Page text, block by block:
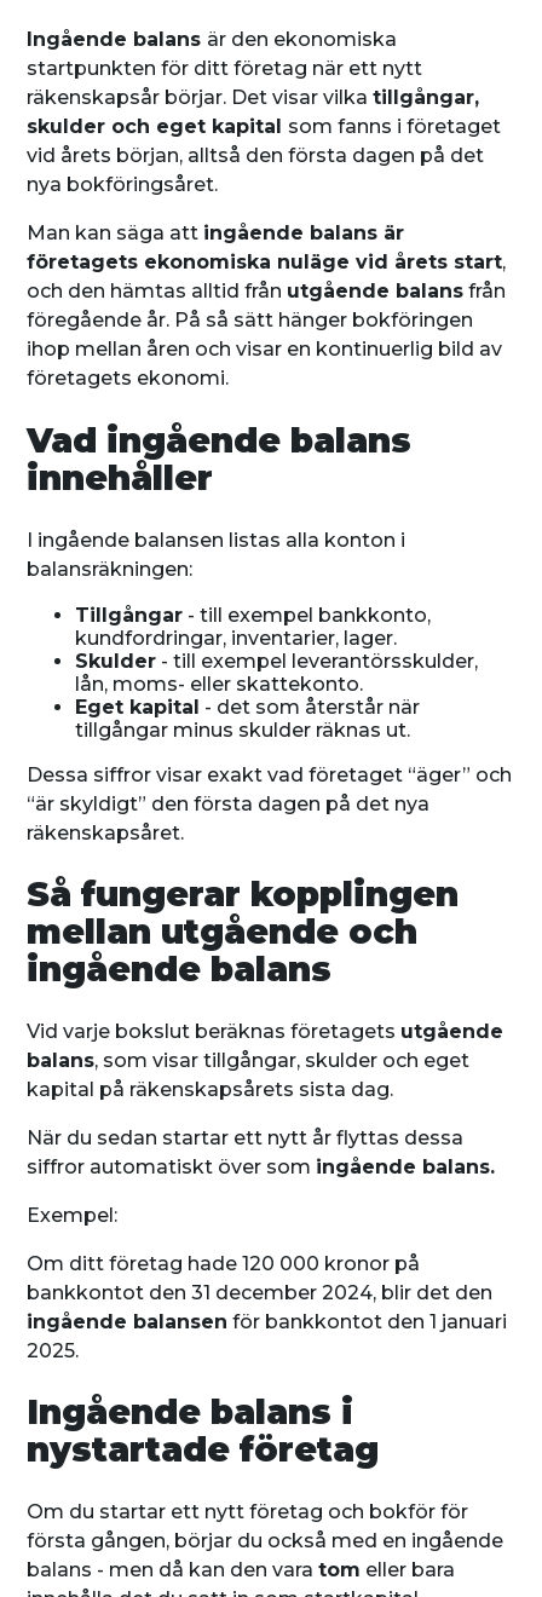
Ingående balans är den ekonomiska
startpunkten för ditt företag när ett nytt
räkenskapsår börjar. Det visar vilkatillgångar,
skulder och eget kapital som fanns i företaget
vid årets början, alltså den första dagen på det
nya bokföringsåret.
Man kan säga att ingående balans är
företagets ekonomiska nuläge vid årets start,
och den hämtas alltid från utgående balans från
föregående år. På så sätt hänger bokföringen
ihop mellan åren och visar en kontinuerlig bild av
företagets ekonomi.
Vad ingående balans
innehåller
I ingående balansen listas alla konton i
balansräkningen:
Tillgångar - till exempel bankkonto,
kundfordringar, inventarier, lager.
Skulder - till exempel leverantörsskulder,
lån, moms- eller skattekonto.
Eget kapital - det som återstår när
tillgångar minus skulder räknas ut.
Dessa siffror visar exakt vad företaget “äger” och
“är skyldigt” den första dagen på det nya
räkenskapsåret.
Så fungerar kopplingen
mellan utgående och
ingående balans
Vid varje bokslut beräknas företagets utgående
balans, som visar tillgångar, skulder och eget
kapital på räkenskapsårets sista dag.
När du sedan startar ett nytt år flyttas dessa
siffror automatiskt över som ingående balans.
Exempel:
Om ditt företag hade 120 000 kronor på
bankkontot den 31 december 2024, blir det den
ingående balansen för bankkontot den 1 januari
2025.
Ingående balans i
nystartade företag
Om du startar ett nytt företag och bokför för
första gången, börjar du också med en ingående
balans - men då kan den varatom eller bara